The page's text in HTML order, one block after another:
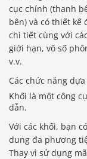
cục chính (thanh
bên) và có thiết kế
chi tiết cùng với
giới hạn, vô số
v.v.
Các chức năng
Khối là một công
dẫn.
Với các khối, bạn
dung đa phương
Thay vì sử dụng